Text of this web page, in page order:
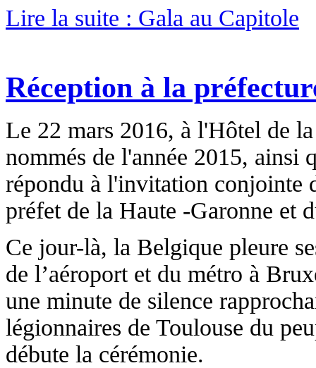
Lire la suite : Gala au Capitole
Réception à la
Le 22 mars 2016, à l'Hôtel de
nommés de l'année 2015, ainsi
répondu à l'invitation conjointe
préfet de la Haute -Garonne et
Ce jour-là, la Belgique pleure
de l’aéroport et du métro à
une minute de silence
légionnaires de Toulouse du
débute la cérémonie.